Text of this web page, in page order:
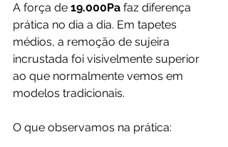
A força de 19.000Pa faz diferença
prática no dia a dia. Em tapetes
médios, a remoção de sujeira
incrustada foi visivelmente superior
ao que normalmente vemos em
modelos tradicionais.
O que observamos na prática: